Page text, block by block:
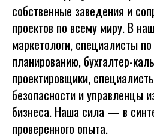
собственные заведения и
проектов по всему миру. В
маркетологи, специалисты
планированию, бухгалтер-
проектировщики,
безопасности и управленцы
бизнеса. Наша сила — в
проверенного опыта.